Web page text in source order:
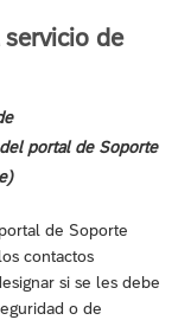
de
portal de Soporte
de Soporte
contactos
si se les debe
o de